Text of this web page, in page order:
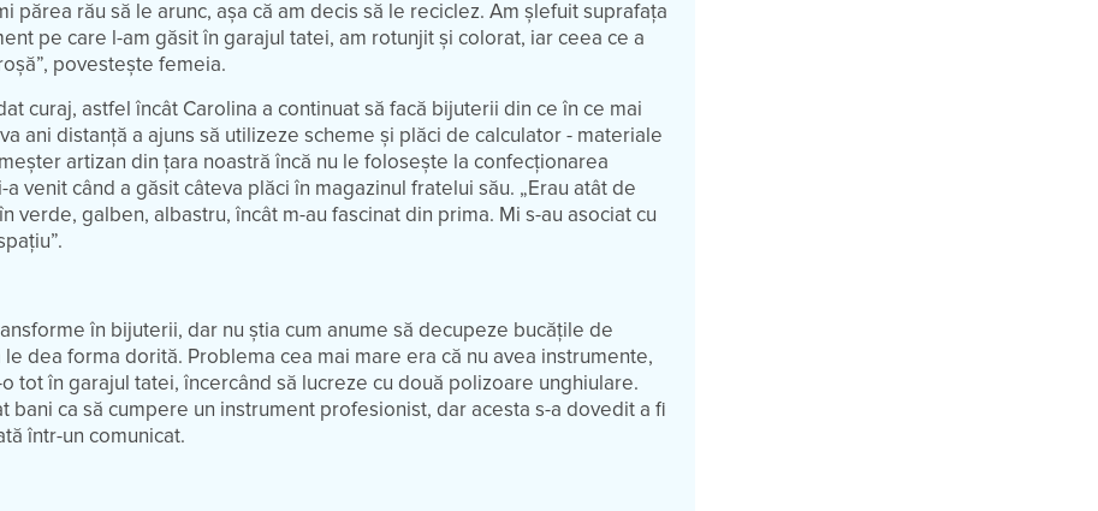
părea rău să le arunc, așa că am decis să le reciclez. Am șlefuit suprafața
pe care l-am găsit în garajul tatei, am rotunjit și colorat, iar ceea ce a
povestește femeia.
curaj, astfel încât Carolina a continuat să facă bijuterii din ce în ce mai
ani distanță a ajuns să utilizeze scheme și plăci de calculator - materiale
artizan din țara noastră încă nu le folosește la confecționarea
venit când a găsit câteva plăci în magazinul fratelui său. „Erau atât de
verde, galben, albastru, încât m-au fascinat din prima. Mi s-au asociat cu
în bijuterii, dar nu știa cum anume să decupeze bucățile de
le dea forma dorită. Problema cea mai mare era că nu avea instrumente,
tot în garajul tatei, încercând să lucreze cu două polizoare unghiulare.
bani ca să cumpere un instrument profesionist, dar acesta s-a dovedit a fi
într-un comunicat.